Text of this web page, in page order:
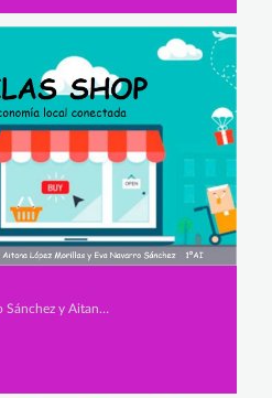
Secundaria, Eva María Navarro Sánchez y Aitana López Morillas